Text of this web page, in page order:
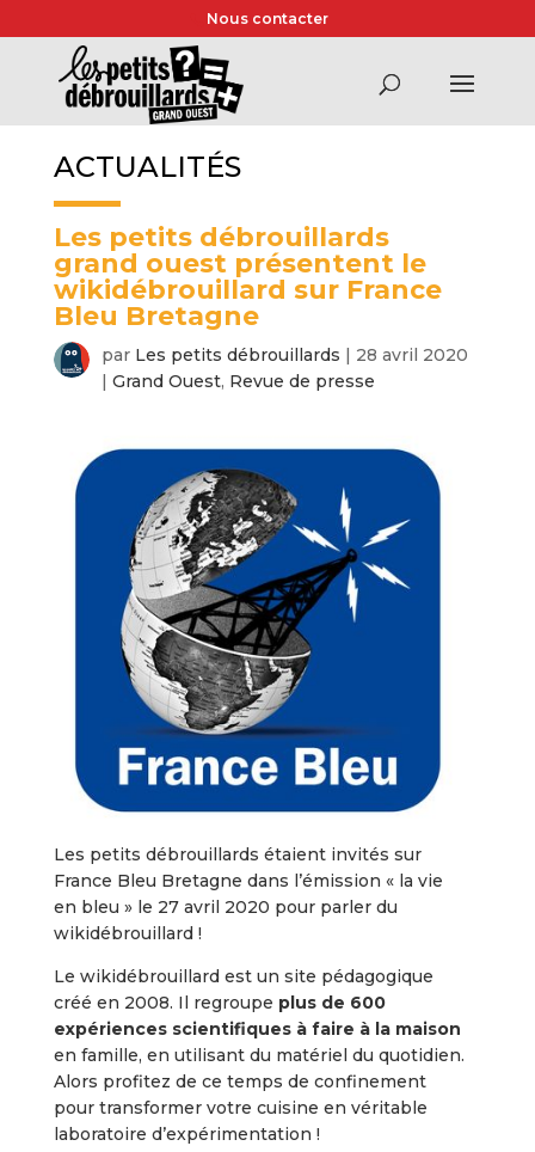
Nous contacter
ACTUALITÉS
Les petits débrouillards
grand ouest présentent le
wikidébrouillard sur France
Bleu Bretagne
par Les petits débrouillards | 28 avril 2020
| Grand Ouest, Revue de presse
Les petits débrouillards étaient invités sur
France Bleu Bretagne dans l’émission « la vie
en bleu » le 27 avril 2020 pour parler du
wikidébrouillard !
Le wikidébrouillard est un site pédagogique
créé en 2008. Il regroupe plus de 600
expériences scientifiques à faire à la maison
en famille, en utilisant du matériel du quotidien.
Alors profitez de ce temps de confinement
pour transformer votre cuisine en véritable
laboratoire d’expérimentation !